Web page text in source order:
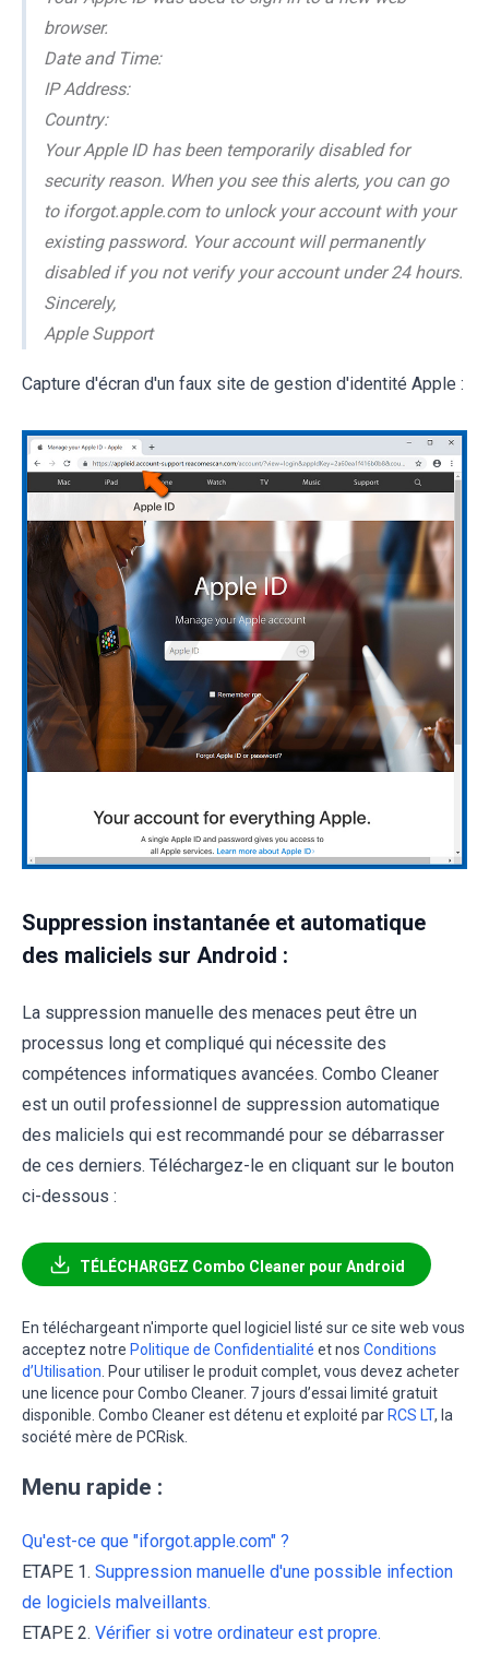
browser.
Date and Time:
IP Address:
Country:
Your Apple ID has been temporarily disabled for
security reason. When you see this alerts, you can go
to iforgot.apple.com to unlock your account with your
existing password. Your account will permanently
disabled if you not verify your account under 24 hours.
Sincerely,
Apple Support
Capture d'écran d'un faux site de gestion d'identité Apple :
Suppression instantanée et automatique
des maliciels sur Android :
La suppression manuelle des menaces peut être un
processus long et compliqué qui nécessite des
compétences informatiques avancées. Combo Cleaner
est un outil professionnel de suppression automatique
des maliciels qui est recommandé pour se débarrasser
de ces derniers. Téléchargez-le en cliquant sur le bouton
ci-dessous :
TÉLÉCHARGEZ Combo Cleaner pour Android
En téléchargeant n'importe quel logiciel listé sur ce site web vous
acceptez notre Politique de Confidentialité et nos Conditions
d’Utilisation . Pour utiliser le produit complet, vous devez acheter
une licence pour Combo Cleaner. 7 jours d’essai limité gratuit
disponible. Combo Cleaner est détenu et exploité par RCS LT, la
société mère de PCRisk.
Menu rapide :
Qu'est-ce que "iforgot.apple.com" ?
ETAPE 1. Suppression manuelle d'une possible infection
de logiciels malveillants.
ETAPE 2. Vérifier si votre ordinateur est propre.